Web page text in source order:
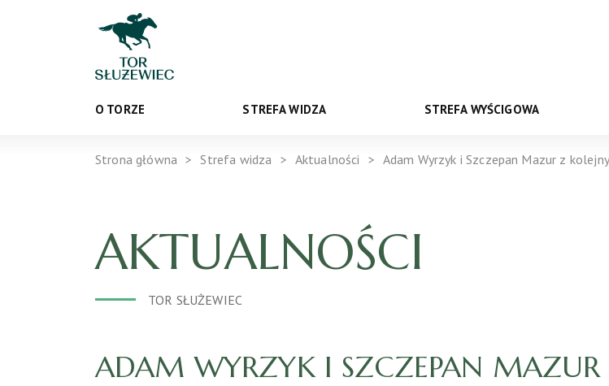
O TORZE STREFA WIDZA STREFA WYŚCIGOWA
Strona główna Strefa widza Aktualności Adam Wyrzyk i Szczepan Mazur z
AKTUALNOŚCI
TOR SŁUŻEWIEC
ADAM WYRZYK I SZCZEPAN